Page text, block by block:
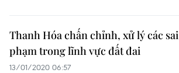
Thanh Hóa chấn chỉnh, xử lý các sai
phạm trong lĩnh vực đất đai
13/01/2020 06:57